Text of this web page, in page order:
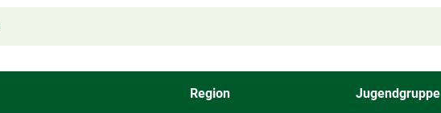
Region Jugendgruppe